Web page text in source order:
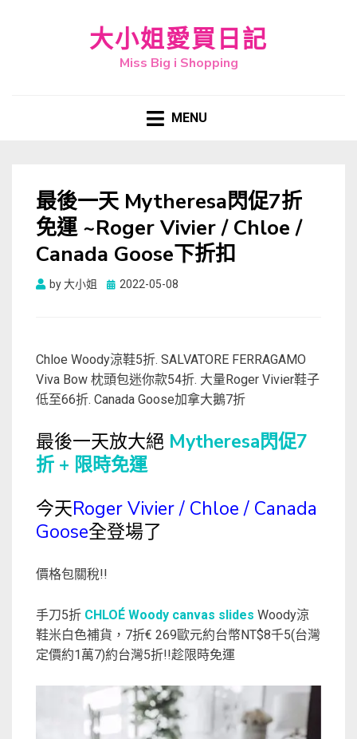
大小姐愛買日記
Miss Big i Shopping
MENU
最後一天 Mytheresa閃促7折
免運 ~Roger Vivier / Chloe /
Canada Goose下折扣
by大小姐
Posted
2022-05-08
Chloe Woody涼鞋5折. SALVATORE FERRAGAMO
Viva Bow 枕頭包迷你款54折. 大量Roger Vivier鞋子
低至66折. Canada Goose加拿大鵝7折
最後一天放大絕 Mytheresa閃促7
折 + 限時免運
今天Roger Vivier / Chloe / Canada
Goose全登場了
價格包關稅!!
手刀5折 CHLOÉ Woody canvas slides Woody涼
鞋米白色補貨，7折€ 269歐元約台幣NT$8千5(台灣
定價約1萬7)約台灣5折!!趁限時免運